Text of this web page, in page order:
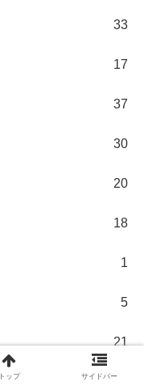
33
17
37
30
20
18
1
5
21
トップ サイドバー